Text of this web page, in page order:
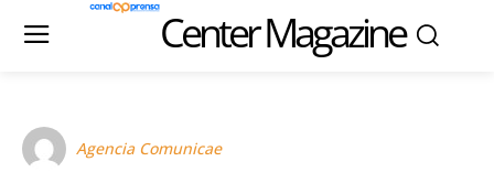
Center Magazine
Agencia Comunicae